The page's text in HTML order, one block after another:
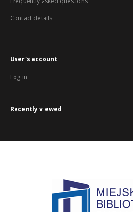
Contact details
User's account
Log in
Recently viewed